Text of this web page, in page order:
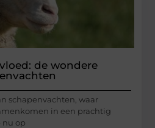
de wondere
schapenvachten, waar
in een prachtig
nu op